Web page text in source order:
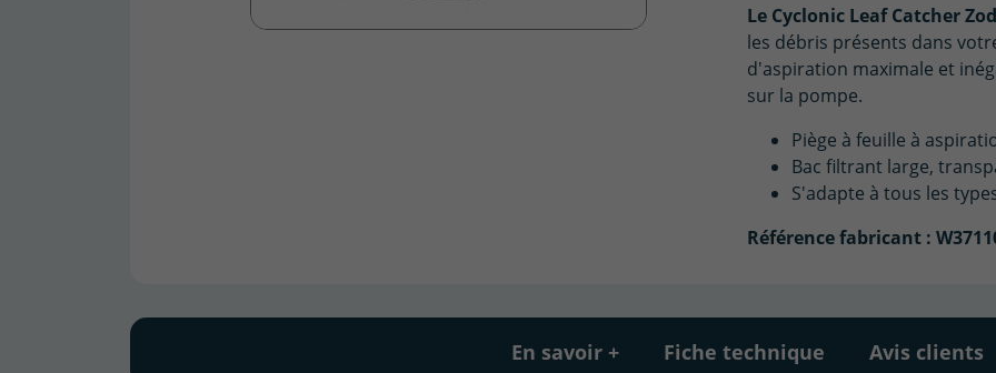
Le Cyclonic Leaf Catcher
les débris présents dans
d'aspiration maximale et
sur la pompe.
Piège à feuille à
Bac filtrant large,
S'adapte à tous les
Référence fabricant :
En savoir + Fiche technique Avis clients